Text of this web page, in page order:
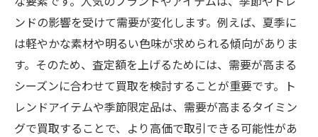
ンドの影響を受けて需要が変化します。例えば、夏季に
は軽やかな素材や明るい色味が求められる傾向がありま
す。そのため、査定額を上げるためには、需要が高まる
シーズンに合わせて買取を検討することが重要です。ト
レンドアイテムや季節限定品は、需要が高まるタイミン
グで買取することで、より高価で取引できる可能性があ